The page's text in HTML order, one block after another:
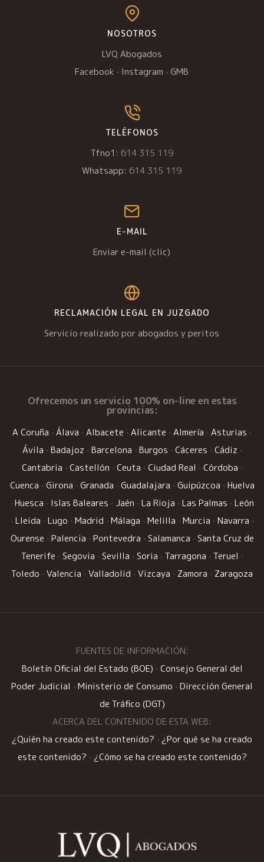
NOSOTROS
LVQ Abogados
Facebook · Instagram · GMB
TELÉFONOS
Tfno1: 614 315 119
Whatsapp: 614 315 119
E-MAIL
Enviar e-mail (clic)
RECLAMACIÓN LEGAL EN JUZGADO
Servicio realizado por abogados y peritos
Ofrecemos un servicio 100% on-line en estas
provincias:
A Coruña · Álava · Albacete · Alicante · Almería · Asturias ·
Ávila · Badajoz · Barcelona · Burgos · Cáceres · Cádiz ·
Cantabria · Castellón · Ceuta · Ciudad Real · Córdoba ·
Cuenca · Girona · Granada · Guadalajara · Guipúzcoa · Huelva
· Huesca · Islas Baleares · Jaén · La Rioja · Las Palmas · León
· Lleida · Lugo · Madrid · Málaga · Melilla · Murcia · Navarra ·
Ourense · Palencia · Pontevedra · Salamanca · Santa Cruz de
Tenerife · Segovia · Sevilla · Soria · Tarragona · Teruel ·
Toledo · Valencia · Valladolid · Vizcaya · Zamora · Zaragoza
FUENTES DE INFORMACIÓN:
Boletín Oficial del Estado (BOE) · Consejo General del
Poder Judicial · Ministerio de Consumo · Dirección General
de Tráfico (DGT)
ACERCA DEL CONTENIDO DE ESTA WEB:
¿Quién ha creado este contenido? · ¿Por qué se ha creado
este contenido? · ¿Cómo se ha creado este contenido?